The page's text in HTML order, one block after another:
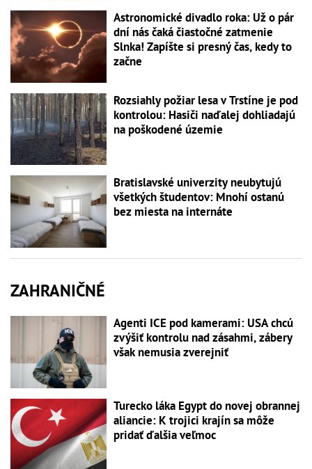
Astronomické divadlo roka: Už o pár
dní nás čaká čiastočné zatmenie
Slnka! Zapíšte si presný čas, kedy to
začne
Rozsiahly požiar lesa v Trstíne je pod
kontrolou: Hasiči naďalej dohliadajú
na poškodené územie
Bratislavské univerzity neubytujú
všetkých študentov: Mnohí ostanú
bez miesta na internáte
ZAHRANIČNÉ
Agenti ICE pod kamerami: USA chcú
zvýšiť kontrolu nad zásahmi, zábery
však nemusia zverejniť
Turecko láka Egypt do novej obrannej
aliancie: K trojici krajín sa môže
pridať ďalšia veľmoc